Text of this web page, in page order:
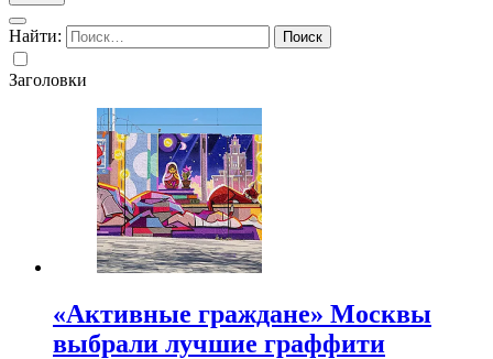
Найти:
Заголовки
«Активные граждане» Москвы
выбрали лучшие граффити